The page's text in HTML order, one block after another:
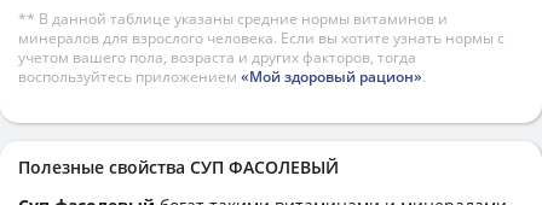
** В данной таблице указаны средние нормы витаминов и
минералов для взрослого человека. Если вы хотите узнать нормы с
учетом вашего пола, возраста и других факторов, тогда
воспользуйтесь приложением «Мой здоровый рацион».
Полезные свойства СУП ФАСОЛЕВЫЙ